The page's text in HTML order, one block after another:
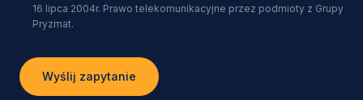
16 lipca 2004r. Prawo telekomunikacyjne przez podmioty z Grupy
Pryzmat.
Wyślij zapytanie